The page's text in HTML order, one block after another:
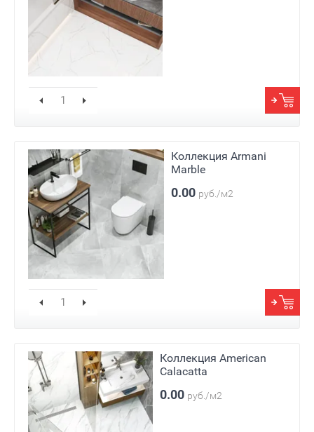
Коллекция Armani
Marble
0.00 руб./м2
Коллекция American
Calacatta
0.00 руб./м2